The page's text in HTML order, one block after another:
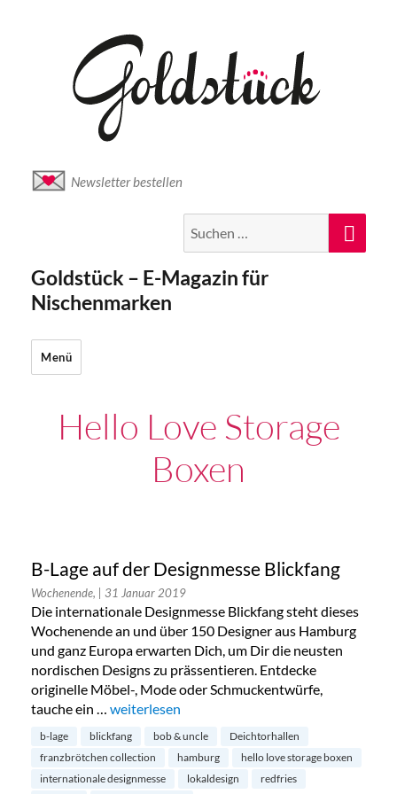
Newsletter bestellen
nach:
Goldstück – E-Magazin für
Nischenmarken
Menü
Hello Love Storage
Boxen
B-Lage auf der Designmesse Blickfang
Wochenende, | 31 Januar 2019
Die internationale Designmesse Blickfang steht dieses
Wochenende an und über 150 Designer aus Hamburg
und ganz Europa erwarten Dich, um Dir die neusten
nordischen Designs zu prässentieren. Entdecke
originelle Möbel-, Mode oder Schmuckentwürfe,
tauche ein … „B-Lage auf der Designmesse Blickfang“
weiterlesen
b-lage blickfang bob & uncle
Deichtorhallen
franzbrötchen collection
hamburg
hello love storage boxen
internationale designmesse
lokaldesign
redfries